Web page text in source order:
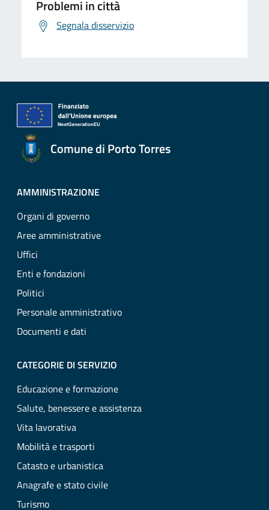
Problemi in città
Segnala disservizio
Comune di Porto Torres
AMMINISTRAZIONE
Organi di governo
Aree amministrative
Uffici
Enti e fondazioni
Politici
Personale amministrativo
Documenti e dati
CATEGORIE DI SERVIZIO
Educazione e formazione
Salute, benessere e assistenza
Vita lavorativa
Mobilità e trasporti
Catasto e urbanistica
Anagrafe e stato civile
Turismo